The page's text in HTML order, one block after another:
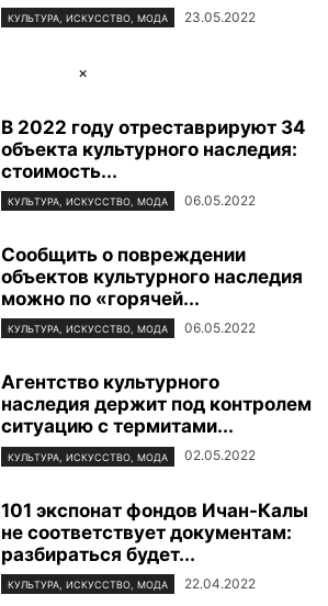
КУЛЬТУРА, ИСКУССТВО, МОДА 23.05.2022
×
В 2022 году отреставрируют 34
объекта культурного наследия:
стоимость...
КУЛЬТУРА, ИСКУССТВО, МОДА 06.05.2022
Сообщить о повреждении
объектов культурного наследия
можно по «горячей...
КУЛЬТУРА, ИСКУССТВО, МОДА 06.05.2022
Агентство культурного
наследия держит под контролем
ситуацию с термитами...
КУЛЬТУРА, ИСКУССТВО, МОДА 02.05.2022
101 экспонат фондов Ичан-Калы
не соответствует документам:
разбираться будет...
КУЛЬТУРА, ИСКУССТВО, МОДА 22.04.2022